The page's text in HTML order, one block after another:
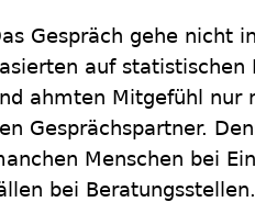
Gespräch gehe nicht
auf statistischen
ahmten Mitgefühl nur
Gesprächspartner.
Menschen bei
bei